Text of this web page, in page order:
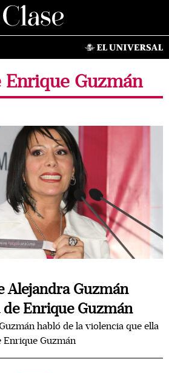
Guzmán
Alejandra Guzmán
Enrique Guzmán
habló de la violencia que ella
Guzmán